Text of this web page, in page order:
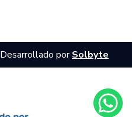
Desarrollado porSolbyte